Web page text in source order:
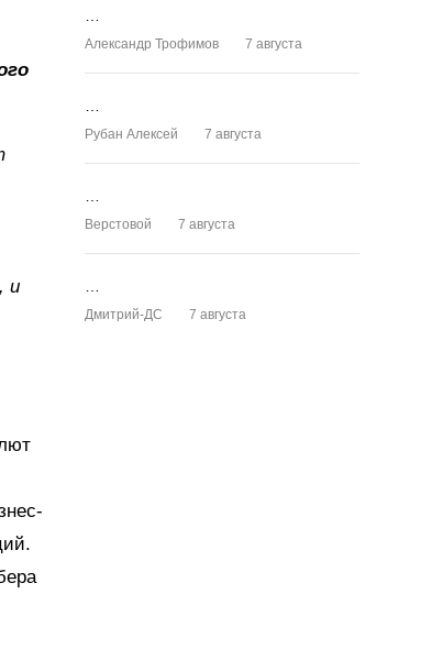
и
Александр Трофимов 7 августа
Рубан Алексей 7 августа
Верстовой 7 августа
Дмитрий-ДС 7 августа